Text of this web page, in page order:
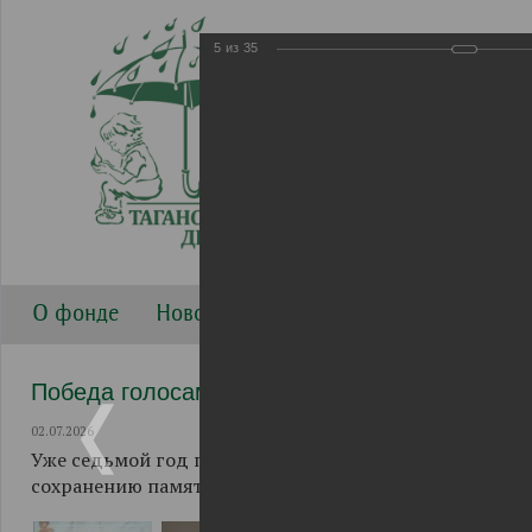
О фонде Новости
Победа голосами детей 2026
02.07.2026
Уже седьмой год патриотический творческий
сохранению памяти о Великой Отечественной войне
5 из 35